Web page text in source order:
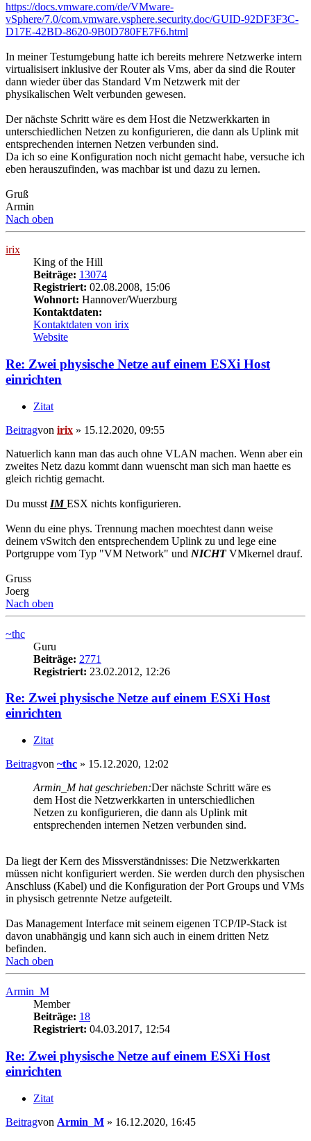
https://docs.vmware.com/de/VMware-
vSphere/7.0/com.vmware.vsphere.security.doc/GUID-92DF3F3C-
D17E-42BD-8620-9B0D780FE7F6.html
In meiner Testumgebung hatte ich bereits mehrere Netzwerke intern
virtualisisert inklusive der Router als Vms, aber da sind die Router
dann wieder über das Standard Vm Netzwerk mit der
physikalischen Welt verbunden gewesen.
Der nächste Schritt wäre es dem Host die Netzwerkkarten in
unterschiedlichen Netzen zu konfigurieren, die dann als Uplink mit
entsprechenden internen Netzen verbunden sind.
Da ich so eine Konfiguration noch nicht gemacht habe, versuche ich
eben herauszufinden, was machbar ist und dazu zu lernen.
Gruß
Armin
Nach oben
irix
King of the Hill
Beiträge: 13074
Registriert: 02.08.2008, 15:06
Wohnort: Hannover/Wuerzburg
Kontaktdaten:
Kontaktdaten von irix
Website
Re: Zwei physische Netze auf einem ESXi Host
einrichten
Zitat
Beitragvon irix » 15.12.2020, 09:55
Natuerlich kann man das auch ohne VLAN machen. Wenn aber ein
zweites Netz dazu kommt dann wuenscht man sich man haette es
gleich richtig gemacht.
Du musst IMESX nichts konfigurieren.
Wenn du eine phys. Trennung machen moechtest dann weise
deinem vSwitch den entsprechendem Uplink zu und lege eine
Portgruppe vom Typ "VM Network" und NICHTVMkernel drauf.
Gruss
Joerg
Nach oben
~thc
Guru
Beiträge: 2771
Registriert: 23.02.2012, 12:26
Re: Zwei physische Netze auf einem ESXi Host
einrichten
Zitat
Beitragvon ~thc » 15.12.2020, 12:02
Armin_M hat geschrieben:Der nächste Schritt wäre es
dem Host die Netzwerkkarten in unterschiedlichen
Netzen zu konfigurieren, die dann als Uplink mit
entsprechenden internen Netzen verbunden sind.
Da liegt der Kern des Missverständnisses: Die Netzwerkkarten
müssen nicht konfiguriert werden. Sie werden durch den physischen
Anschluss (Kabel) und die Konfiguration der Port Groups und VMs
in physisch getrennte Netze aufgeteilt.
Das Management Interface mit seinem eigenen TCP/IP-Stack ist
davon unabhängig und kann sich auch in einem dritten Netz
befinden.
Nach oben
Armin_M
Member
Beiträge: 18
Registriert: 04.03.2017, 12:54
Re: Zwei physische Netze auf einem ESXi Host
einrichten
Zitat
Beitragvon Armin_M » 16.12.2020, 16:45